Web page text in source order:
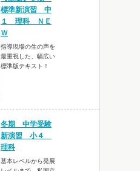
標準新演習 中
１ 理科 ＮＥ
Ｗ
指導現場の生の声を
最重視した、幅広い
標準版テキスト！
冬期 中学受験
新演習 小４
理科
基本レベルから発展